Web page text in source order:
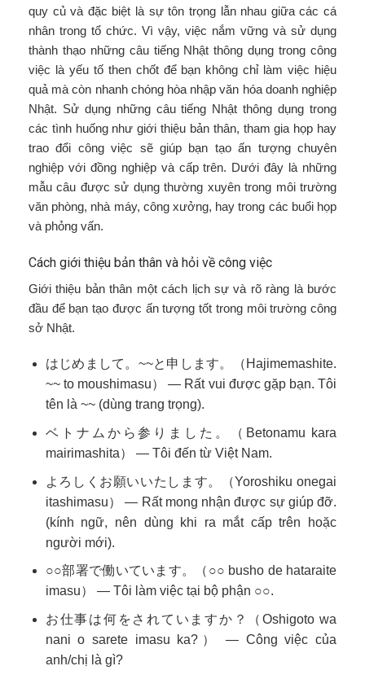
quy củ và đặc biệt là sự tôn trọng lẫn nhau giữa các cá
nhân trong tổ chức. Vì vậy, việc nắm vững và sử dụng
thành thạo những câu tiếng Nhật thông dụng trong công
việc là yếu tố then chốt để bạn không chỉ làm việc hiệu
quả mà còn nhanh chóng hòa nhập văn hóa doanh nghiệp
Nhật. Sử dụng những câu tiếng Nhật thông dụng trong
các tình huống như giới thiệu bản thân, tham gia họp hay
trao đổi công việc sẽ giúp bạn tạo ấn tượng chuyên
nghiệp với đồng nghiệp và cấp trên. Dưới đây là những
mẫu câu được sử dụng thường xuyên trong môi trường
văn phòng, nhà máy, công xưởng, hay trong các buổi họp
và phỏng vấn.
Cách giới thiệu bản thân và hỏi về công việc
Giới thiệu bản thân một cách lịch sự và rõ ràng là bước
đầu để bạn tạo được ấn tượng tốt trong môi trường công
sở Nhật.
はじめまして。~~と申します。（Hajimemashite.
~~ to moushimasu） — Rất vui được gặp bạn. Tôi
tên là ~~ (dùng trang trọng).
ベトナムから参りました。（Betonamu kara
mairimashita） — Tôi đến từ Việt Nam.
よろしくお願いいたします。（Yoroshiku onegai
itashimasu） — Rất mong nhận được sự giúp đỡ.
(kính ngữ, nên dùng khi ra mắt cấp trên hoặc
người mới).
○○部署で働いています。（○○ busho de hataraite
imasu） — Tôi làm việc tại bộ phận ○○.
お仕事は何をされていますか？（Oshigoto wa
nani o sarete imasu ka?） — Công việc của
anh/chị là gì?